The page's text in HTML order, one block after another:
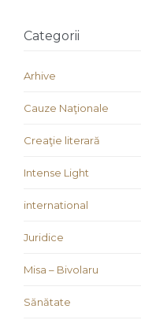
Categorii
Arhive
Cauze Naţionale
Creaţie literară
Intense Light
international
Juridice
Misa – Bivolaru
Sănătate